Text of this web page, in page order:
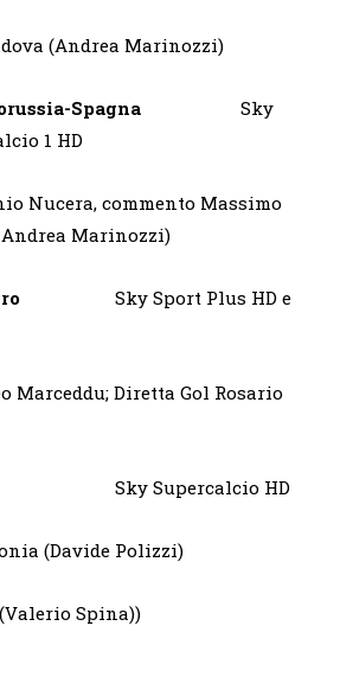
(Andrea Marinozzi)
Spagna
Sky
1 HD
Nucera, commento Massimo
Marinozzi)
Sky Sport Plus HD e
Marceddu; Diretta Gol Rosario
Supercalcio HD
(Davide Polizzi)
Spina))